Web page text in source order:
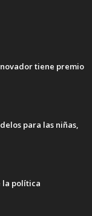
tiene premio
para las niñas,
la política